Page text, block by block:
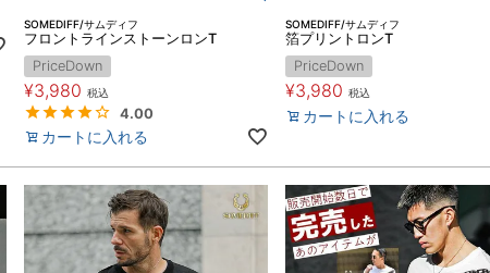
SOMEDIFF/サムディフ
フロントラインストーンロンT
PriceDown
¥3,980 税込
4.00
カートに入れる
SOMEDIFF/サムディフ
箔プリントロンT
PriceDown
¥3,980 税込
カートに入れる